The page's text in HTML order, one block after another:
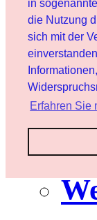
in
die Nutzung
sich mit der
Erfahren Sie